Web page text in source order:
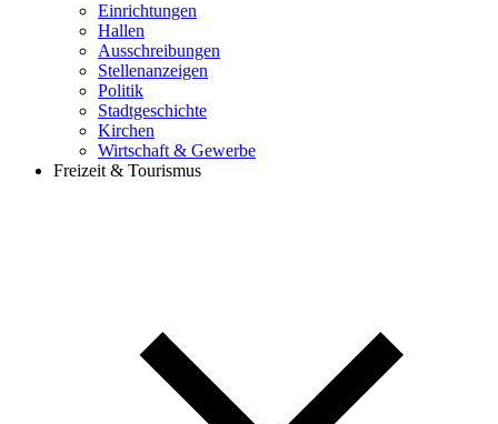
Einrichtungen
Hallen
Ausschreibungen
Stellenanzeigen
Politik
Stadtgeschichte
Kirchen
Wirtschaft & Gewerbe
Freizeit & Tourismus